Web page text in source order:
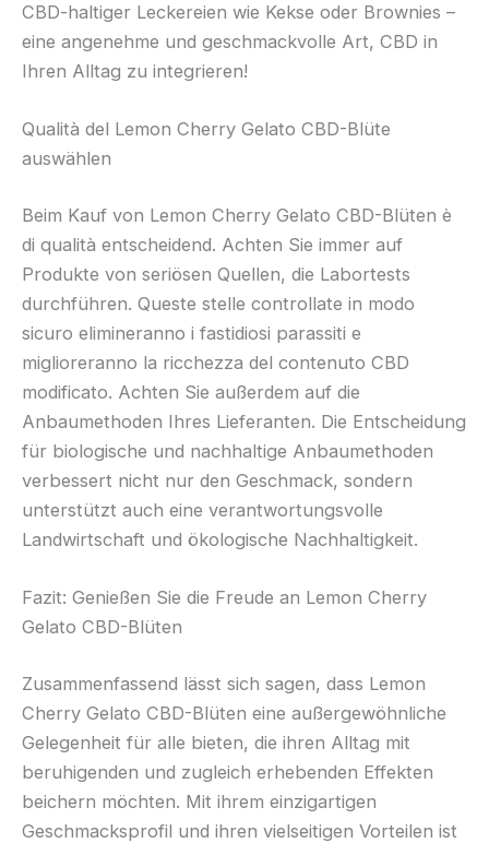
CBD-haltiger Leckereien wie Kekse oder Brownies –
eine angenehme und geschmackvolle Art, CBD in
Ihren Alltag zu integrieren!
Qualità del Lemon Cherry Gelato CBD-Blüte
auswählen
Beim Kauf von Lemon Cherry Gelato CBD-Blüten è
di qualità entscheidend. Achten Sie immer auf
Produkte von seriösen Quellen, die Labortests
durchführen. Queste stelle controllate in modo
sicuro elimineranno i fastidiosi parassiti e
miglioreranno la ricchezza del contenuto CBD
modificato. Achten Sie außerdem auf die
Anbaumethoden Ihres Lieferanten. Die Entscheidung
für biologische und nachhaltige Anbaumethoden
verbessert nicht nur den Geschmack, sondern
unterstützt auch eine verantwortungsvolle
Landwirtschaft und ökologische Nachhaltigkeit.
Fazit: Genießen Sie die Freude an Lemon Cherry
Gelato CBD-Blüten
Zusammenfassend lässt sich sagen, dass Lemon
Cherry Gelato CBD-Blüten eine außergewöhnliche
Gelegenheit für alle bieten, die ihren Alltag mit
beruhigenden und zugleich erhebenden Effekten
beichern möchten. Mit ihrem einzigartigen
Geschmacksprofil und ihren vielseitigen Vorteilen ist